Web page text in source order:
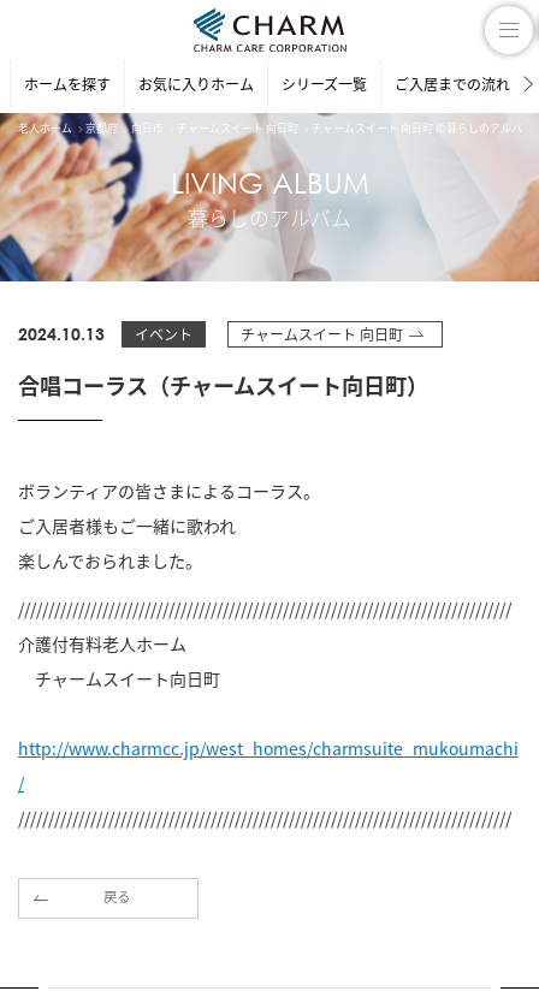
ホームを探す お気に入りホーム シリーズ一覧 ご入居までの流れ
老人ホーム 京都府 向日市 チャームスイート 向日町 チャームスイート 向日町 の暮らしのアルバム
LIVING ALBUM
暮らしのアルバム
2024.10.13 イベント チャームスイート 向日町
合唱コーラス（チャームスイート向日町）
ボランティアの皆さまによるコーラス。
ご入居者様もご一緒に歌われ
楽しんでおられました。
//////////////////////////////////////////////////////////////////////////////////
介護付有料老人ホーム
チャームスイート向日町
http://www.charmcc.jp/west_homes/charmsuite_mukoumachi
/
//////////////////////////////////////////////////////////////////////////////////
戻る